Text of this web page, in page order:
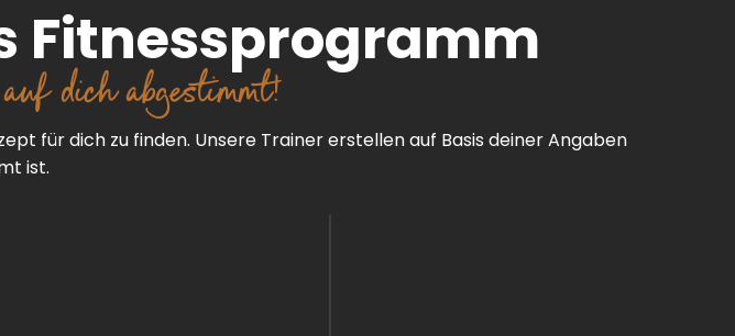
Fitnessprogramm
dich abgestimmt!
für dich zu finden. Unsere Trainer erstellen auf Basis deiner Angaben
ist.